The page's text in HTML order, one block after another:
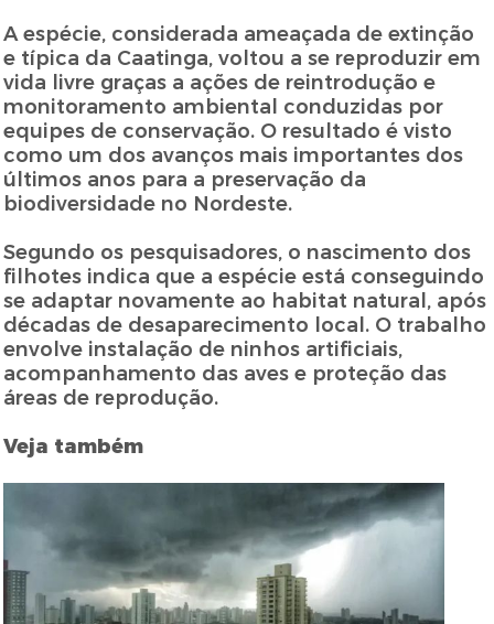
A espécie, considerada ameaçada de extinção
e típica da Caatinga, voltou a se reproduzir em
vida livre graças a ações de reintrodução e
monitoramento ambiental conduzidas por
equipes de conservação. O resultado é visto
como um dos avanços mais importantes dos
últimos anos para a preservação da
biodiversidade no Nordeste.
Segundo os pesquisadores, o nascimento dos
filhotes indica que a espécie está conseguindo
se adaptar novamente ao habitat natural, após
décadas de desaparecimento local. O trabalho
envolve instalação de ninhos artificiais,
acompanhamento das aves e proteção das
áreas de reprodução.
Veja também